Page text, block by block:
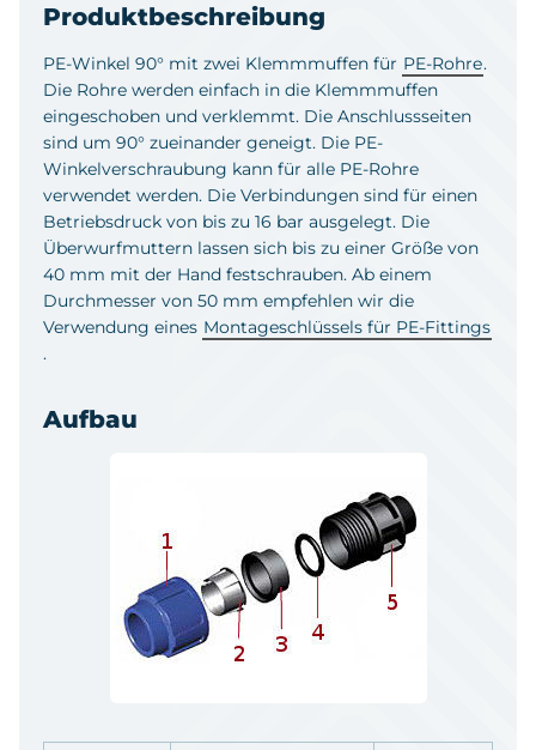
Produktbeschreibung
PE-Winkel 90° mit zwei Klemmmuffen für PE-Rohre.
Die Rohre werden einfach in die Klemmmuffen
eingeschoben und verklemmt. Die Anschlussseiten
sind um 90° zueinander geneigt. Die PE-
Winkelverschraubung kann für alle PE-Rohre
verwendet werden. Die Verbindungen sind für einen
Betriebsdruck von bis zu 16 bar ausgelegt. Die
Überwurfmuttern lassen sich bis zu einer Größe von
40 mm mit der Hand festschrauben. Ab einem
Durchmesser von 50 mm empfehlen wir die
Verwendung eines Montageschlüssels für PE-Fittings
.
Aufbau